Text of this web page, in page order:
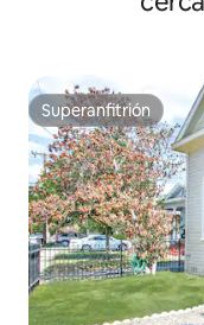
Superanfitrión
Superanfitrión